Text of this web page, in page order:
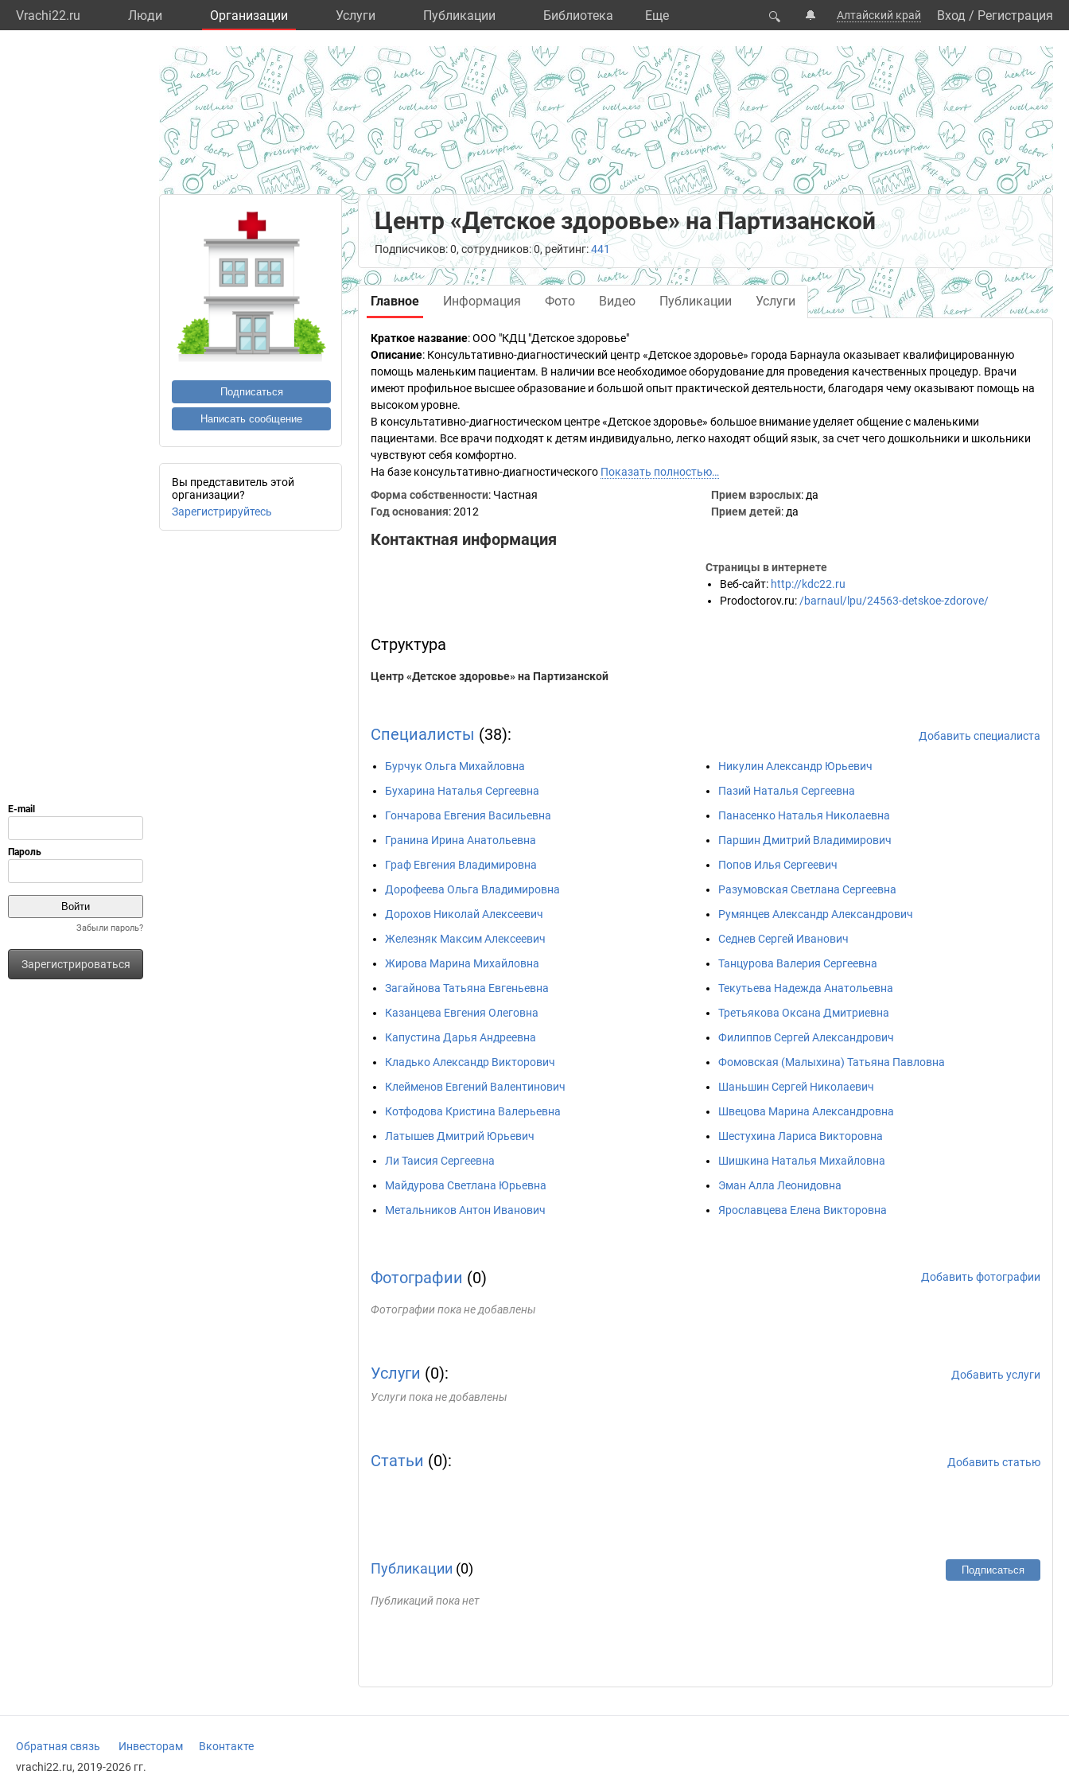
Vrachi22.ru Люди Организации Услуги Публикации Библиотека Eще 🔍 🔔 Алтайский край Вход / Регистрация
Забыли пароль?
Зарегистрироваться
Подписаться
Написать сообщение
Вы представитель этой
организации?
Зарегистрируйтесь
Центр «Детское здоровье» на Партизанской
Подписчиков: 0, сотрудников: 0, рейтинг:441
Главное Информация Фото Видео Публикации Услуги
Краткое название:ООО "КДЦ "Детское здоровье"
Описание: Консультативно-диагностический центр «Детское здоровье» города Барнаула оказывает квалифицированную
помощь маленьким пациентам. В наличии все необходимое оборудование для проведения качественных процедур. Врачи
имеют профильное высшее образование и большой опыт практической деятельности, благодаря чему оказывают помощь на
высоком уровне.
В консультативно-диагностическом центре «Детское здоровье» большое внимание уделяет общение с маленькими
пациентами. Все врачи подходят к детям индивидуально, легко находят общий язык, за счет чего дошкольники и школьники
чувствуют себя комфортно.
На базе консультативно-диагностического Показать полностью…
Форма собственности: Частная
Год основания:2012
Прием взрослых: да
Прием детей: да
Контактная информация
Страницы в интернете
Веб-сайт: http://kdc22.ru
Prodoctorov.ru: /barnaul/lpu/24563-detskoe-zdorove/
Структура
Центр «Детское здоровье» на Партизанской
Специалисты (38): Добавить специалиста
Бурчук Ольга Михайловна
Бухарина Наталья Сергеевна
Гончарова Евгения Васильевна
Гранина Ирина Анатольевна
Граф Евгения Владимировна
Дорофеева Ольга Владимировна
Дорохов Николай Алексеевич
Железняк Максим Алексеевич
Жирова Марина Михайловна
Загайнова Татьяна Евгеньевна
Казанцева Евгения Олеговна
Капустина Дарья Андреевна
Кладько Александр Викторович
Клейменов Евгений Валентинович
Котфодова Кристина Валерьевна
Латышев Дмитрий Юрьевич
Ли Таисия Сергеевна
Майдурова Светлана Юрьевна
Метальников Антон Иванович
Никулин Александр Юрьевич
Пазий Наталья Сергеевна
Панасенко Наталья Николаевна
Паршин Дмитрий Владимирович
Попов Илья Сергеевич
Разумовская Светлана Сергеевна
Румянцев Александр Александрович
Седнев Сергей Иванович
Танцурова Валерия Сергеевна
Текутьева Надежда Анатольевна
Третьякова Оксана Дмитриевна
Филиппов Сергей Александрович
Фомовская (Малыхина) Татьяна Павловна
Шаньшин Сергей Николаевич
Швецова Марина Александровна
Шестухина Лариса Викторовна
Шишкина Наталья Михайловна
Эман Алла Леонидовна
Ярославцева Елена Викторовна
Фотографии (0) Добавить фотографии
Фотографии пока не добавлены
Услуги (0):
Добавить услуги
Услуги пока не добавлены
Статьи (0): Добавить статью
Публикации (0) Подписаться
Публикаций пока нет
Обратная связь Инвесторам
Вконтакте
vrachi22.ru, 2019-2026 гг.